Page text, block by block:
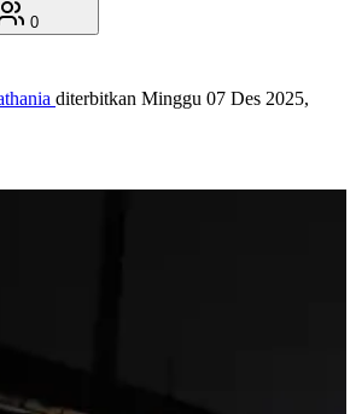
0
diterbitkan Minggu 07 Des 2025,